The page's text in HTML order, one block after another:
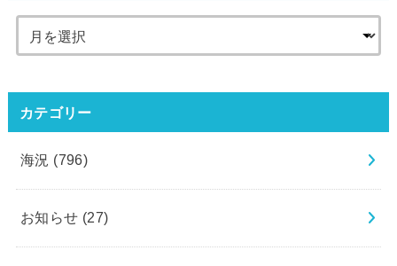
カテゴリー
海況 (796)
お知らせ (27)